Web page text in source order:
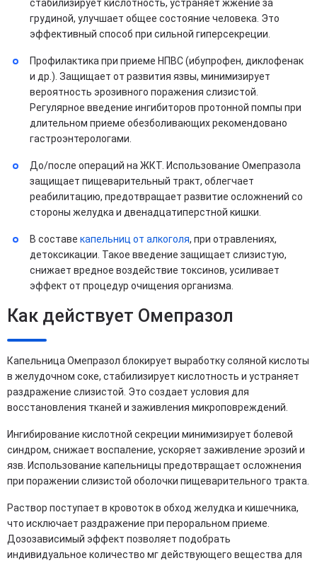
стабилизирует кислотность, устраняет жжение за
грудиной, улучшает общее состояние человека. Это
эффективный способ при сильной гиперсекреции.
Профилактика при приеме НПВС (ибупрофен, диклофенак
и др.). Защищает от развития язвы, минимизирует
вероятность эрозивного поражения слизистой.
Регулярное введение ингибиторов протонной помпы при
длительном приеме обезболивающих рекомендовано
гастроэнтерологами.
До/после операций на ЖКТ. Использование Омепразола
защищает пищеварительный тракт, облегчает
реабилитацию, предотвращает развитие осложнений со
стороны желудка и двенадцатиперстной кишки.
В составе капельниц от алкоголя, при отравлениях,
детоксикации. Такое введение защищает слизистую,
снижает вредное воздействие токсинов, усиливает
эффект от процедур очищения организма.
Как действует Омепразол
Капельница Омепразол блокирует выработку соляной кислоты
в желудочном соке, стабилизирует кислотность и устраняет
раздражение слизистой. Это создает условия для
восстановления тканей и заживления микроповреждений.
Ингибирование кислотной секреции минимизирует болевой
синдром, снижает воспаление, ускоряет заживление эрозий и
язв. Использование капельницы предотвращает осложнения
при поражении слизистой оболочки пищеварительного тракта.
Раствор поступает в кровоток в обход желудка и кишечника,
что исключает раздражение при пероральном приеме.
Дозозависимый эффект позволяет подобрать
индивидуальное количество мг действующего вещества для